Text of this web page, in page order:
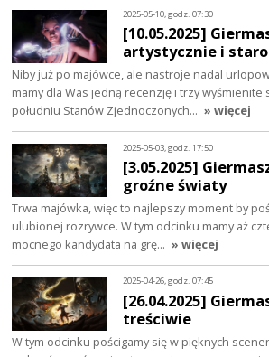
2025-05-10, godz. 07:30
[10.05.2025]
artystycznie i staro
Niby już po majówce, ale nastroje nadal
mamy dla Was jedną recenzję i trzy wyśmienite
południu Stanów Zjednoczonych… » więcej
2025-05-03, godz. 17:50
[3.05.2025]
groźne światy
Trwa majówka, więc to najlepszy moment by
ulubionej rozrywce. W tym odcinku mamy aż
mocnego kandydata na grę… » więcej
2025-04-26, godz. 07:45
[26.04.2025]
treściwie
W tym odcinku pościgamy się w pięknych